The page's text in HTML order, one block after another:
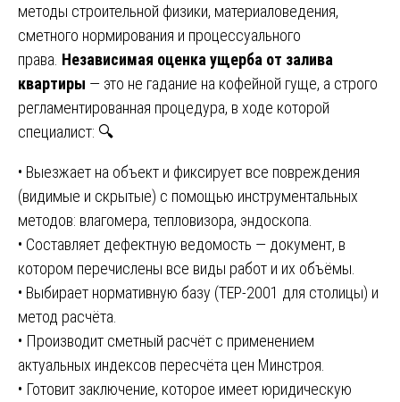
методы строительной физики, материаловедения,
сметного нормирования и процессуального
права. Независимая оценка ущерба от залива
квартиры — это не гадание на кофейной гуще, а строго
регламентированная процедура, в ходе которой
специалист: 🔍
• Выезжает на объект и фиксирует все повреждения
(видимые и скрытые) с помощью инструментальных
методов: влагомера, тепловизора, эндоскопа.
• Составляет дефектную ведомость — документ, в
котором перечислены все виды работ и их объёмы.
• Выбирает нормативную базу (ТЕР-2001 для столицы) и
метод расчёта.
• Производит сметный расчёт с применением
актуальных индексов пересчёта цен Минстроя.
• Готовит заключение, которое имеет юридическую